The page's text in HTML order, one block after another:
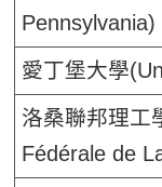
Pennsylvania)
愛丁堡大學
洛桑聯邦理工
Fédérale de